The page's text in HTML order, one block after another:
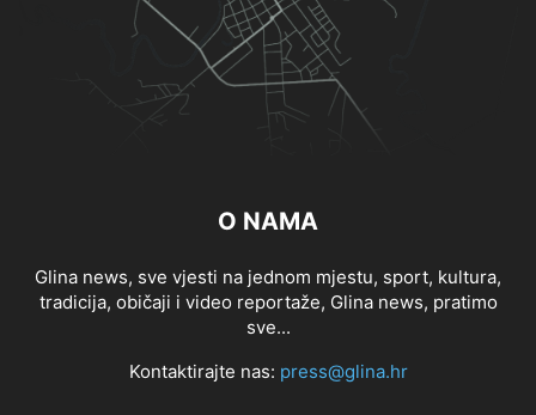
O NAMA
Glina news, sve vjesti na jednom mjestu, sport, kultura,
tradicija, običaji i video reportaže, Glina news, pratimo
sve...
Kontaktirajte nas: press@glina.hr